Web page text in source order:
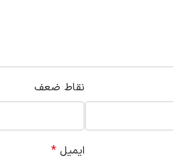
نقاط ضعف
ایمیل *